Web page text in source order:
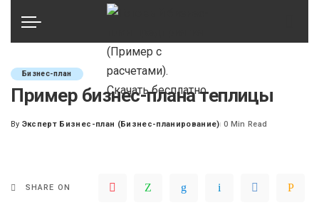
Бизнес-план
Пример бизнес-плана теплицы
Posted
By Эксперт Бизнес-план (Бизнес-планирование) 0 Min Read
SHARE ON